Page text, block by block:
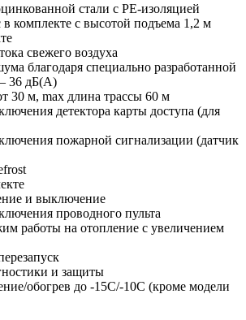
стали с PE-изоляцией
комплекте с высотой подъема 1,2 м
свежего воздуха
благодаря специально разработанной
36 дБ(А)
30 м, max длина трассы 60 м
детектора карты доступа (для
пожарной сигнализации (датчик
и выключение
проводного пульта
работы на отопление с увеличением
и защиты
обогрев до -15С/-10С (кроме модели